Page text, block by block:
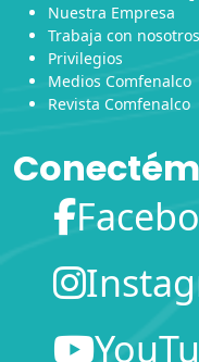
Nuestra Empresa
Trabaja con nosotros
Privilegios
Medios Comfenalco
Revista Comfenalco